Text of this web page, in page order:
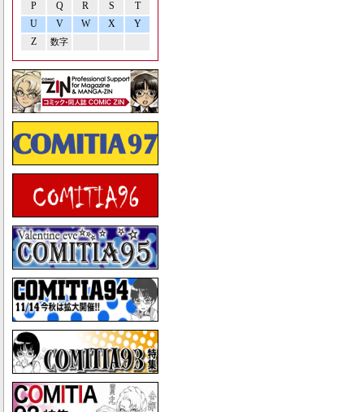
P Q R S
T
U
V W X
Y
Z
数字